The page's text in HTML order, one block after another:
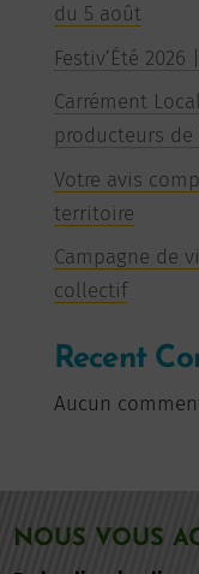
du 5 août
Festiv’Été
Carrément
producteurs
Votre avis
territoire
Campagne de
collectif
Recent
Aucun
NOUS VOUS